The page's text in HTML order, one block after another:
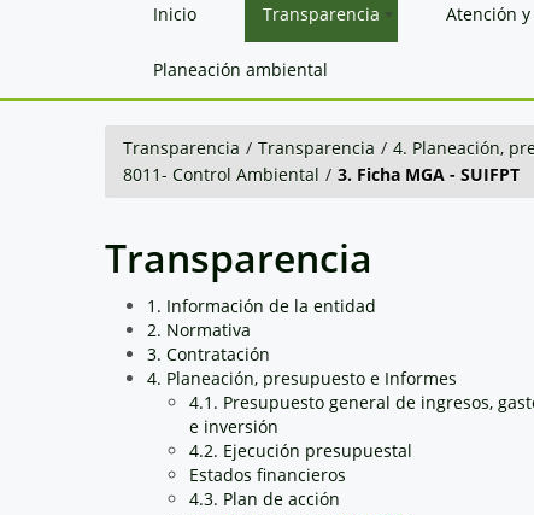
Inicio Transparencia Atención
Planeación ambiental
Transparencia / Transparencia / 4. Planeación,
8011- Control Ambiental / 3. Ficha MGA - SUIFPT
Transparencia
1. Información de la entidad
2. Normativa
3. Contratación
4. Planeación, presupuesto e Informes
4.1. Presupuesto general de ingresos,
e inversión
4.2. Ejecución presupuestal
Estados financieros
4.3. Plan de acción